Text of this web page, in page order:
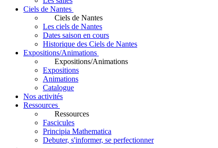
Ciels de Nantes
Ciels de Nantes
Les ciels de Nantes
Dates saison en cours
Historique des Ciels de Nantes
Expositions/Animations
Expositions/Animations
Expositions
Animations
Catalogue
Nos activités
Ressources
Ressources
Fascicules
Principia Mathematica
Debuter, s'informer, se perfectionner